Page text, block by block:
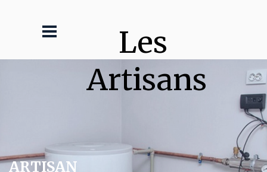
Les
Artisans
ARTISAN